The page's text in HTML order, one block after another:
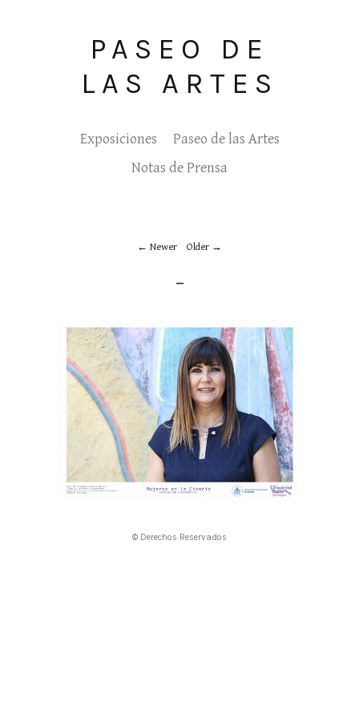
PASEO DE
LAS ARTES
Exposiciones
Paseo de las Artes
Notas de Prensa
Newer Older
_
© Derechos Reservados